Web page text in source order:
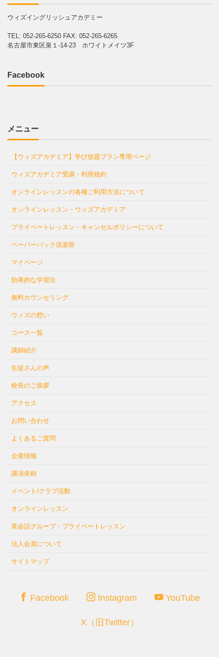
ウィズイングリッシュアカデミー
TEL: 052-265-6250 FAX: 052-265-6265
名古屋市東区泉１-14-23 ホワイトメイツ3F
Facebook
メニュー
【ウィズアカデミア】学び放題プラン専用ページ
ウィズアカデミア受講・利用規約
オンラインレッスンの各種ご利用方法について
オンラインレッスン・ウィズアカデミア
プライベートレッスン・キャンセルポリシーについて
ペーパーバック倶楽部
マイページ
効果的な学習法
無料カウンセリング
ウィズの想い
コース一覧
講師紹介
生徒さんの声
校長のご挨拶
アクセス
お問い合わせ
よくあるご質問
企業情報
講演依頼
イベント/クラブ活動
オンラインレッスン
英会話グループ・プライベートレッスン
法人会員について
サイトマップ
Facebook Instagram YouTube
X（旧Twitter）